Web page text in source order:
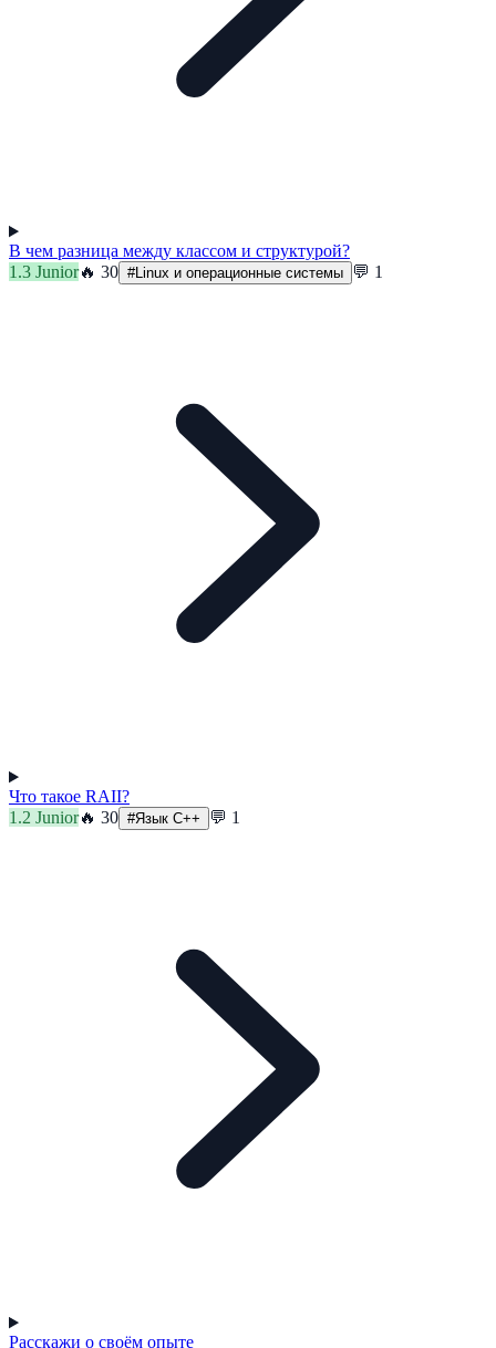
В чем разница между классом и структурой?
1.3 Junior🔥 30 #Linux и операционные системы 💬 1
Что такое RAII?
1.2 Junior🔥 30 #Язык C++ 💬 1
Расскажи о своём опыте